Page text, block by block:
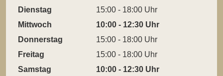
Dienstag
15:00 - 18:00 Uhr
Mittwoch
10:00 - 12:30 Uhr
Donnerstag
15:00 - 18:00 Uhr
Freitag
15:00 - 18:00 Uhr
Samstag
10:00 - 12:30 Uhr